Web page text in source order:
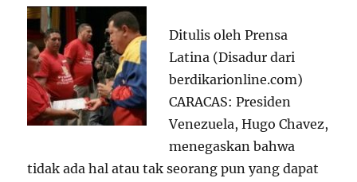
Ditulis oleh Prensa
Latina (Disadur dari
berdikarionline.com)
CARACAS: Presiden
Venezuela, Hugo Chavez,
menegaskan bahwa
tidak ada hal atau tak seorang pun yang dapat